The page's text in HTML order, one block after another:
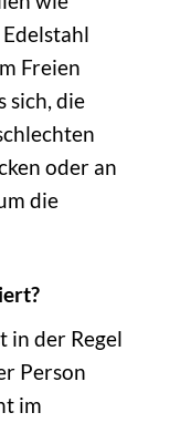
Freien
sich, die
oder an
die
in der Regel
Person
im